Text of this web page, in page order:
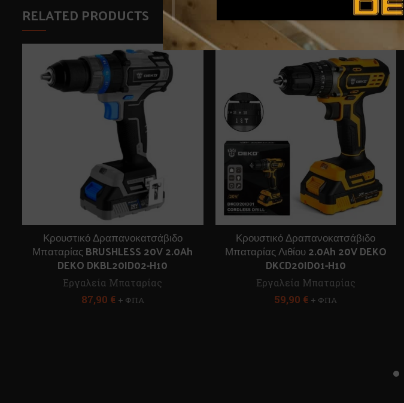
RELATED PRODUCTS
Κρουστικό Δραπανοκατσάβιδο
Μπαταρίας BRUSHLESS 20V 2.0Ah
DEKO DKBL20ID02-H10
Εργαλεία Μπαταρίας
87,90 € + ΦΠΑ
Κρουστικό Δραπανοκατσάβιδο
Μπαταρίας Λιθίου 2.0Ah 20V DEKO
DKCD20ID01-H10
Εργαλεία Μπαταρίας
59,90 € + ΦΠΑ